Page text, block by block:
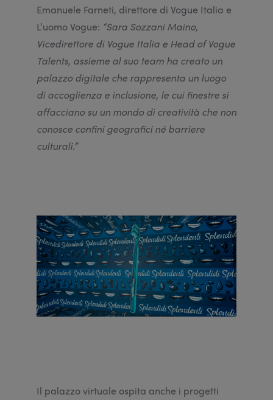
Emanuele Farneti, direttore di Vogue Italia e
L’uomo Vogue: “Sara Sozzani Maino,
Vicedirettore di Vogue Italia e Head of Vogue
Talents, assieme al suo team ha creato un
palazzo digitale che rappresenta un luogo
di accoglienza e inclusione, le cui finestre si
affacciano su un mondo di creatività che non
conosce confini geografici né barriere
culturali.”
Il palazzo virtuale ospita anche i progetti